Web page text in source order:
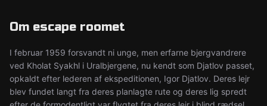
Om escape roomet
I februar 1959 forsvandt ni unge, men erfarne bjergvandrere
ved Kholat Syakhl i Uralbjergene, nu kendt som Djatlov passet,
opkaldt efter lederen af ekspeditionen, Igor Djatlov. Deres lejr
blev fundet langt fra deres planlagte rute og deres lig spredt